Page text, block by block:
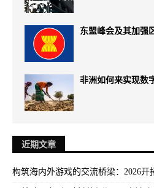
东盟峰会及其加强
非洲如何来实现数
近期文章
构筑海内外游戏的交流桥梁：2026